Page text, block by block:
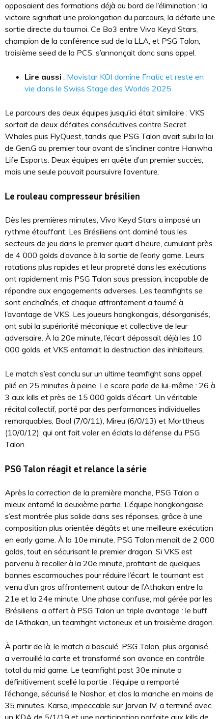
opposaient des formations déjà au bord de l’élimination : la
victoire signifiait une prolongation du parcours, la défaite une
sortie directe du tournoi. Ce Bo3 entre Vivo Keyd Stars,
champion de la conférence sud de la LLA, et PSG Talon,
troisième seed de la PCS, s’annonçait donc sans appel.
Lire aussi : Movistar KOI domine Fnatic et reste en
vie dans le Swiss Stage des Worlds 2025
Le parcours des deux équipes jusqu’ici était similaire : VKS
sortait de deux défaites consécutives contre Secret
Whales puis FlyQuest, tandis que PSG Talon avait subi la loi
de Gen.G au premier tour avant de s’incliner contre Hanwha
Life Esports. Deux équipes en quête d’un premier succès,
mais une seule pouvait poursuivre l’aventure.
Le rouleau compresseur brésilien
Dès les premières minutes, Vivo Keyd Stars a imposé un
rythme étouffant. Les Brésiliens ont dominé tous les
secteurs de jeu dans le premier quart d’heure, cumulant près
de 4 000 golds d’avance à la sortie de l’early game. Leurs
rotations plus rapides et leur propreté dans les exécutions
ont rapidement mis PSG Talon sous pression, incapable de
répondre aux engagements adverses. Les teamfights se
sont enchaînés, et chaque affrontement a tourné à
l’avantage de VKS. Les joueurs hongkongais, désorganisés,
ont subi la supériorité mécanique et collective de leur
adversaire. À la 20e minute, l’écart dépassait déjà les 10
000 golds, et VKS entamait la destruction des inhibiteurs.
Le match s’est conclu sur un ultime teamfight sans appel,
plié en 25 minutes à peine. Le score parle de lui-même : 26 à
3 aux kills et près de 15 000 golds d’écart. Un véritable
récital collectif, porté par des performances individuelles
remarquables, Boal (7/0/11), Mireu (6/0/13) et Morttheus
(10/0/12), qui ont fait voler en éclats la défense du PSG
Talon.
PSG Talon réagit et relance la série
Après la correction de la première manche, PSG Talon a
mieux entamé la deuxième partie. L’équipe hongkongaise
s’est montrée plus solide dans ses réponses, grâce à une
composition plus orientée dégâts et une meilleure exécution
en early game. À la 10e minute, PSG Talon menait de 2 000
golds, tout en sécurisant le premier dragon. Si VKS est
parvenu à recoller à la 20e minute, profitant de quelques
bonnes escarmouches pour réduire l’écart, le tournant est
venu d’un gros affrontement autour de l’Athakan entre la
21e et la 24e minute. Une phase confuse, mal gérée par les
Brésiliens, a offert à PSG Talon un triple avantage : le buff
de l’Athakan, un teamfight victorieux et un troisième dragon.
À partir de là, le match a basculé. PSG Talon, plus organisé,
a verrouillé la carte et transformé son avance en contrôle
total du mid game. Le teamfight post 30e minute a
définitivement scellé la partie : l’équipe a remporté
l’échange, sécurisé le Nashor, et clos la manche en moins de
35 minutes. Karsa, impeccable sur Jarvan IV, a terminé avec
un KDA de 5/1/19 et une participation parfaite aux kills de